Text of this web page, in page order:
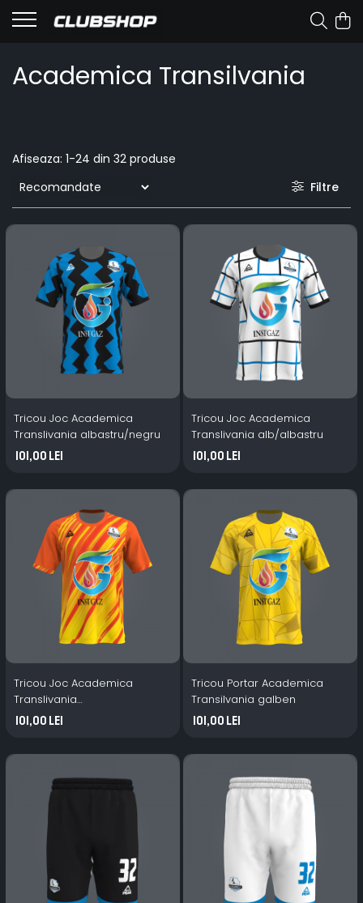
Academica Transilvania
Afiseaza: 1-24 din 32 produse
Filtre
Tricou Joc Academica
Translivania albastru/negru
101,00 Lei
Tricou Joc Academica
Translivania alb/albastru
101,00 Lei
Tricou Joc Academica
Translivania
galben/portocaliu
101,00 Lei
Tricou Portar Academica
Transilvania galben
101,00 Lei